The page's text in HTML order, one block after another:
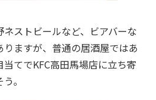
ストビールなど、ビアバーな
ますが、普通の居酒屋ではあ
てでKFC高田馬場店に立ち寄
。